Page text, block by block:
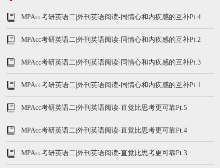
MPAcc考研英语二|外刊英语阅读-同情心和内疚感的互补Pt.4
MPAcc考研英语二|外刊英语阅读-同情心和内疚感的互补Pt.2
MPAcc考研英语二|外刊英语阅读-同情心和内疚感的互补Pt.3
MPAcc考研英语二|外刊英语阅读-同情心和内疚感的互补Pt.1
MPAcc考研英语二|外刊英语阅读-直觉比思考更可靠Pt.5
MPAcc考研英语二|外刊英语阅读-直觉比思考更可靠Pt.4
MPAcc考研英语二|外刊英语阅读-直觉比思考更可靠Pt.3